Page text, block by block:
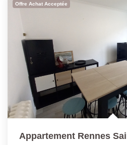
Offre Achat Acceptée
Appartement Rennes